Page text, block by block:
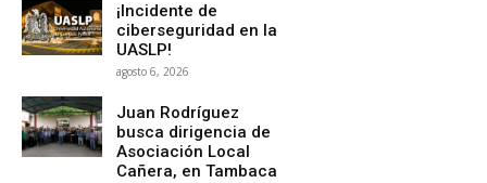
¡Incidente de
ciberseguridad en la
UASLP!
agosto 6, 2026
Juan Rodríguez
busca dirigencia de
Asociación Local
Cañera, en Tambaca